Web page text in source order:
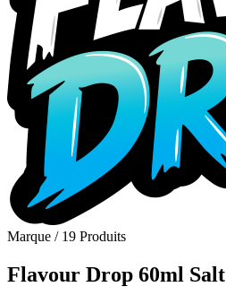
Marque / 19 Produits
Flavour Drop 60ml Salt